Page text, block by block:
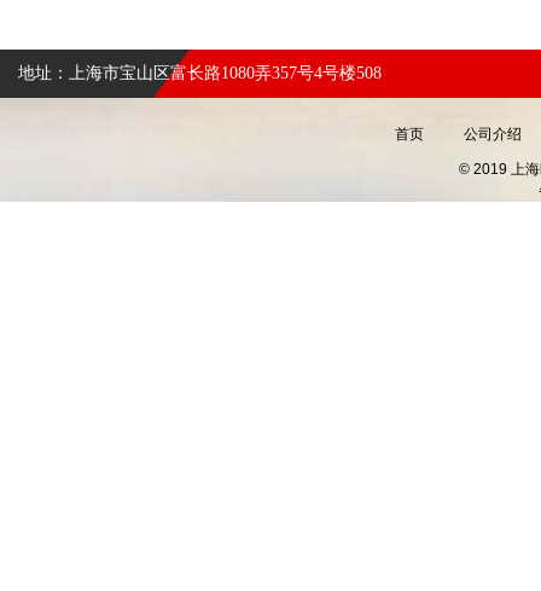
地址：上海市宝山区富长路1080弄357号4号楼508
首页 公司介绍
© 2019 上